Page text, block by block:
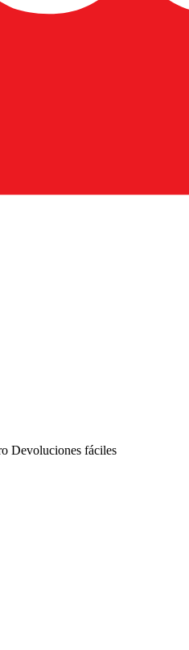
Devoluciones fáciles